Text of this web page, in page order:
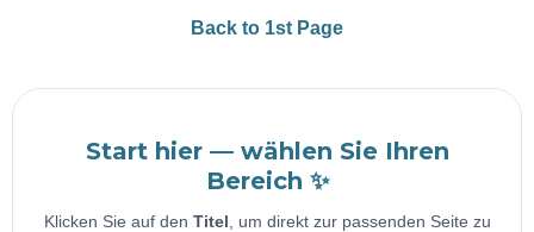
Back to 1st Page
Start hier — wählen Sie Ihren
Bereich ✨
Klicken Sie auf den Titel , um direkt zur passenden Seite zu